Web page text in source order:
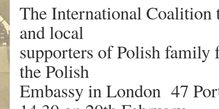
The International Coalition
and local
supporters of Polish family
the Polish
Embassy in London 47